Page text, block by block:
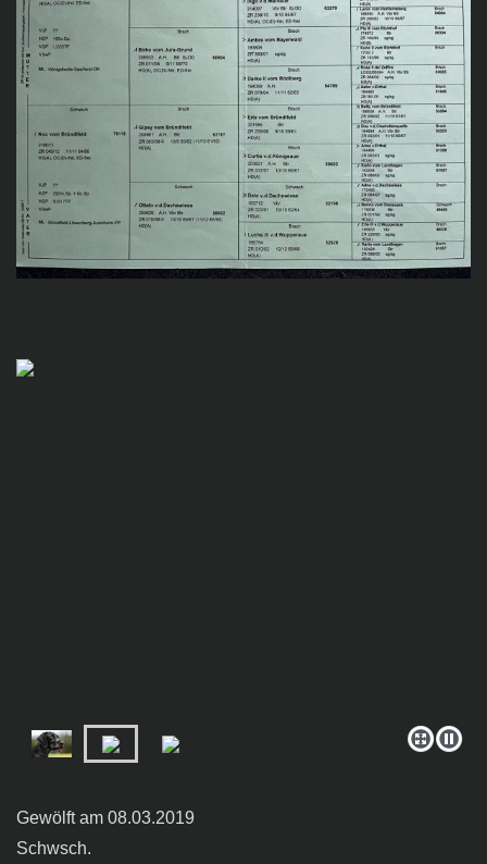
Gewölft am 08.03.2019
Schwsch.